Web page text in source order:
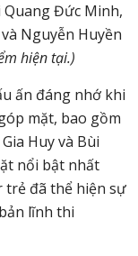
Quang Đức Minh,
Nguyễn Huyền
hiện tại.)
ấn đáng nhớ khi
mặt, bao gồm
Huy và Bùi
nổi bật nhất
trẻ đã thể hiện sự
lĩnh thi